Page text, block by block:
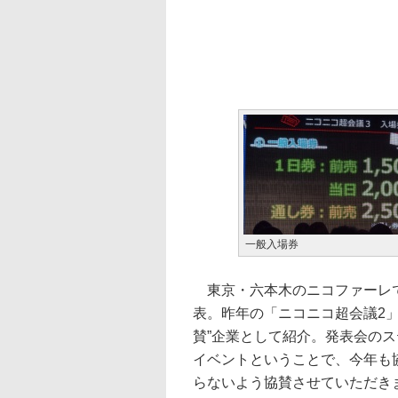
一般入場券
東京・六本木のニコファーレ
表。昨年の「ニコニコ超会議2
賛”企業として紹介。発表会の
イベントということで、今年
らないよう協賛させていただ